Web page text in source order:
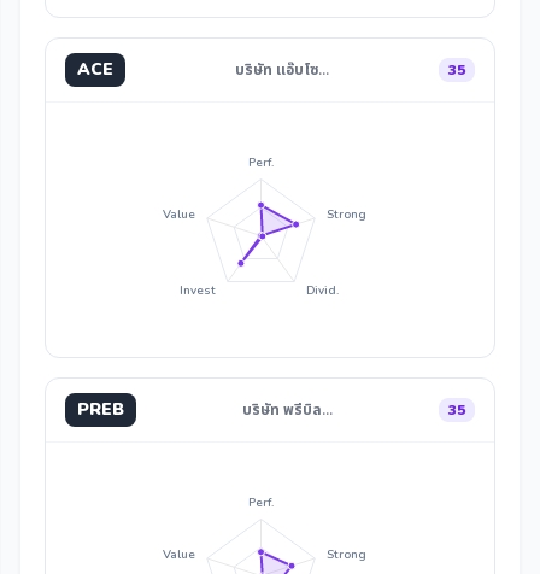
ACE บริษัท แอ๊บโซ… 35
Perf.
Strong
Divid.
Invest
Value
PREB บริษัท พรีบิล… 35
Perf.
Strong
Value